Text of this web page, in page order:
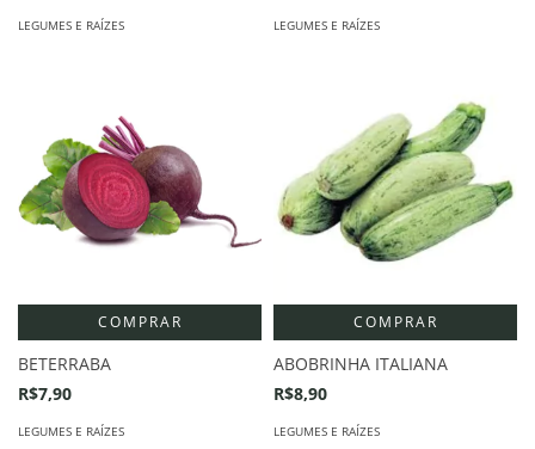
LEGUMES E RAÍZES LEGUMES E RAÍZES
COMPRAR
BETERRABA
R$7,90
LEGUMES E RAÍZES
COMPRAR
ABOBRINHA ITALIANA
R$8,90
LEGUMES E RAÍZES